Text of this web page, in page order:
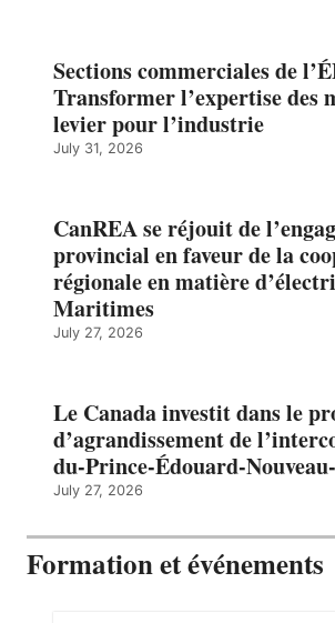
Sections commerciales de
Transformer l’expertise des
levier pour l’industrie
July 31, 2026
CanREA se réjouit de
provincial en faveur de la
régionale en matière
Maritimes
July 27, 2026
Le Canada investit dans le
d’agrandissement de
du-Prince-Édouard-
July 27, 2026
Formation et événements